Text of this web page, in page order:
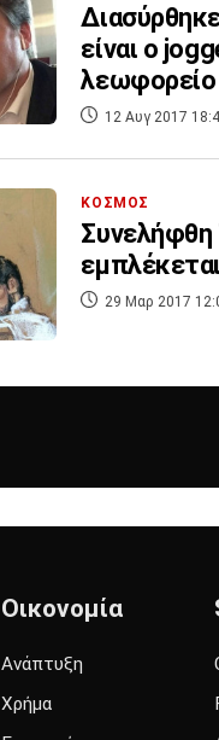
είναι ο
λεωφορείο
12 Αυγ 2017
ΚΟΣΜΟΣ
29 Μαρ 2017
Οικονομία
Ανάπτυξη
Χρήμα